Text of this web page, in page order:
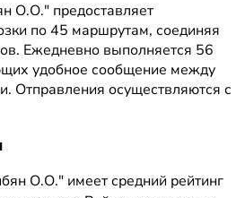
О.О." предоставляет
по 45 маршрутам, соединяя
Ежедневно выполняется 56
удобное сообщение между
Отправления осуществляются с
О.О." имеет средний рейтинг